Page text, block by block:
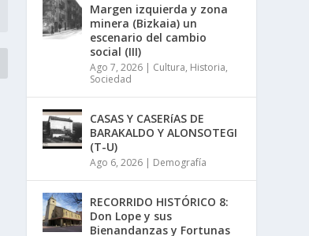
Margen izquierda y zona
minera (Bizkaia) un
escenario del cambio
social (III)
Ago 7, 2026 | Cultura, Historia,
Sociedad
CASAS Y CASERíAS DE
BARAKALDO Y ALONSOTEGI
(T-U)
Ago 6, 2026 | Demografía
RECORRIDO HISTÓRICO 8:
Don Lope y sus
Bienandanzas y Fortunas